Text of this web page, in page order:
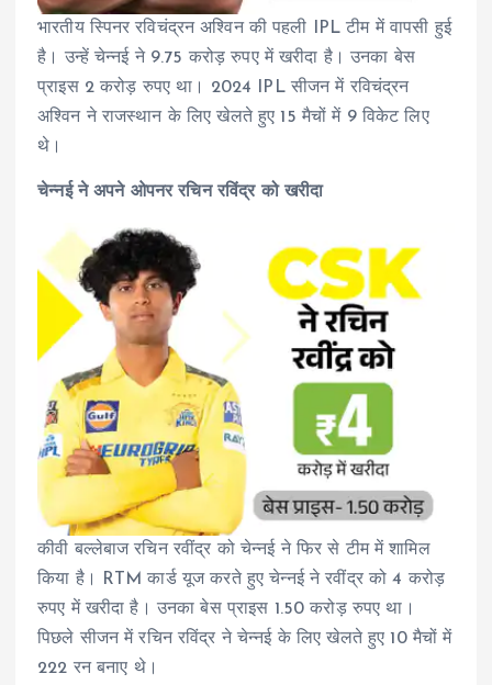
भारतीय स्पिनर रविचंद्रन अश्विन की पहली IPL टीम में वापसी हुई
है। उन्हें चेन्नई ने 9.75 करोड़ रुपए में खरीदा है। उनका बेस
प्राइस 2 करोड़ रुपए था। 2024 IPL सीजन में रविचंद्रन
अश्विन ने राजस्थान के लिए खेलते हुए 15 मैचों में 9 विकेट लिए
थे।
चेन्नई ने अपने ओपनर रचिन रविंद्र को खरीदा
कीवी बल्लेबाज रचिन रवींद्र को चेन्नई ने फिर से टीम में शामिल
किया है। RTM कार्ड यूज करते हुए चेन्नई ने रवींद्र को 4 करोड़
रुपए में खरीदा है। उनका बेस प्राइस 1.50 करोड़ रुपए था।
पिछले सीजन में रचिन रविंद्र ने चेन्नई के लिए खेलते हुए 10 मैचों में
222 रन बनाए थे।